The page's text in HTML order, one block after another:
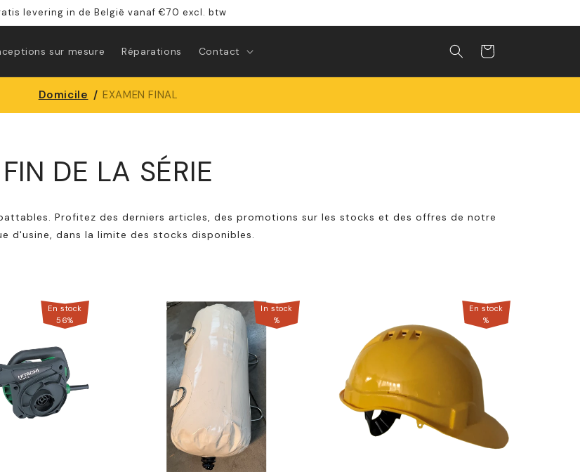
levering in de België vanaf €70 excl. btw
sur mesure Réparations Contact Panier
Domicile / EXAMEN FINAL
FIN DE LA SÉRIE
Profitez des derniers articles, des promotions sur les stocks et des offres de notre
d'usine, dans la limite des stocks disponibles.
En stock
56%
In stock
%
En stock
%